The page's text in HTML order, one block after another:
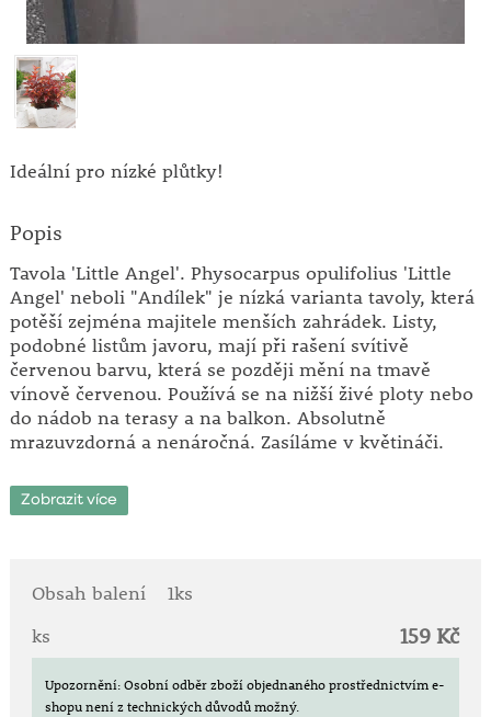
Ideální pro nízké plůtky!
Popis
Tavola 'Little Angel'. Physocarpus opulifolius 'Little
Angel' neboli "Andílek" je nízká varianta tavoly, která
potěší zejména majitele menších zahrádek. Listy,
podobné listům javoru, mají při rašení svítivě
červenou barvu, která se později mění na tmavě
vínově červenou. Používá se na nižší živé ploty nebo
do nádob na terasy a na balkon. Absolutně
mrazuvzdorná a nenáročná. Zasíláme v květináči.
Vyžaduje: plné slunce - polostín.
Výška: asi 80 cm.
Zobrazit více
Obsah balení
1ks
ks
159 Kč
Upozornění: Osobní odběr zboží objednaného prostřednictvím e-
shopu není z technických důvodů možný.